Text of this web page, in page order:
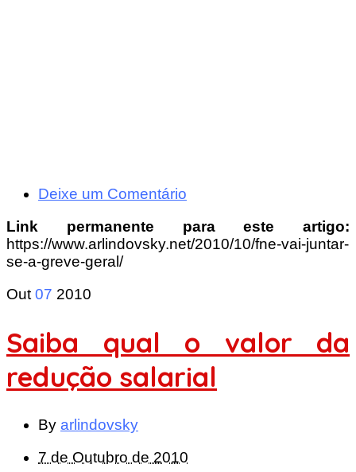
Deixe um Comentário
Link permanente para este artigo:
https://www.arlindovsky.net/2010/10/fne-vai-juntar-
se-a-greve-geral/
Out 07 2010
Saiba qual o valor da
redução salarial
By arlindovsky
7 de Outubro de 2010